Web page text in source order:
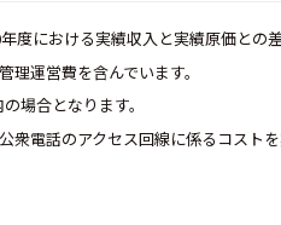
度における実績収入と実績原価との
理運営費を含んでいます。
場合となります。
衆電話のアクセス回線に係るコスト